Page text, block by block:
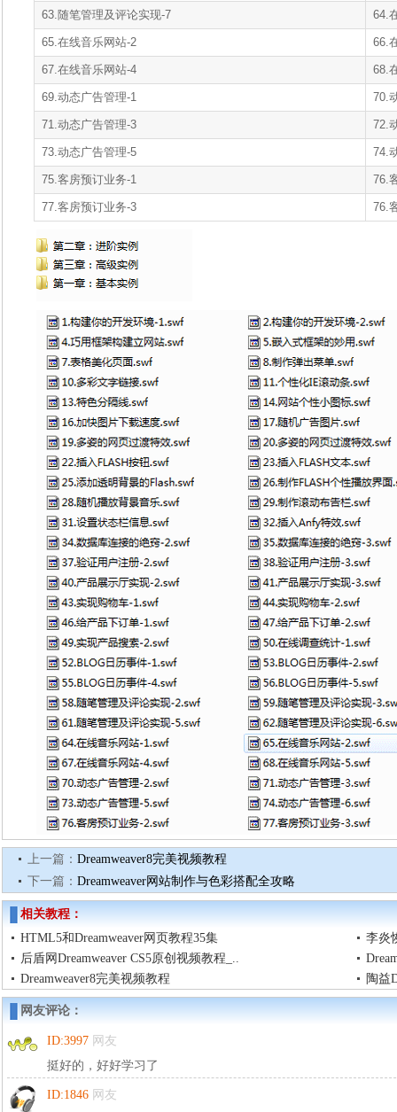
63.随笔管理及评论实现-7 64.
65.在线音乐网站-2 66.
67.在线音乐网站-4 68.
69.动态广告管理-1 70.
71.动态广告管理-3 72.
73.动态广告管理-5 74.
75.客房预订业务-1 76.
77.客房预订业务-3 76.
上一篇： Dreamweaver8完美视频教程
下一篇： Dreamweaver网站制作与色彩搭配全攻略
相关教程：
HTML5和Dreamweaver网页教程35集
李炎
后盾网Dreamweaver CS5原创视频教程_..
Dreamweaver8完美视频教程
陶益
网友评论：
ID:3997 网友
挺好的，好好学习了
ID:1846 网友